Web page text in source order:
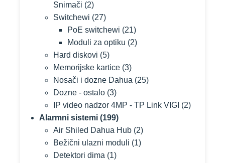
Snimači (2)
Switchewi (27)
PoE switchewi (21)
Moduli za optiku (2)
Hard diskovi (5)
Memorijske kartice (3)
Nosači i dozne Dahua (25)
Dozne - ostalo (3)
IP video nadzor 4MP - TP Link VIGI (2)
Alarmni sistemi (199)
Air Shiled Dahua Hub (2)
Bežični ulazni moduli (1)
Detektori dima (1)